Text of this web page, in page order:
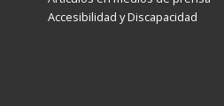
Accesibilidad y Discapacidad